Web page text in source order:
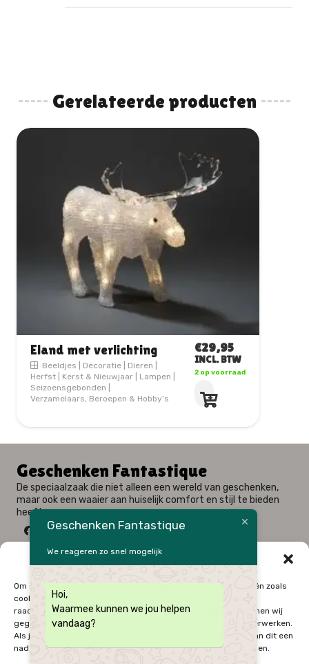
Beheer cookie toestemming
Om de beste ervaringen te bieden, gebruiken wij technologieën zoals
cookies om informatie over je apparaat op te slaan en/of te
raadplegen. Door in te stemmen met deze technologieën kunnen wij
gegevens zoals surfgedrag of unieke ID's op deze website verwerken.
Als je geen toestemming geeft of uw toestemming intrekt, kan dit een
nadelige invloed hebben op bepaalde functies en mogelijkheden.
Gerelateerde producten
SLINGER MET 5 KERST-
EN SNEEUWMANNEN
Beeldjes|Decoratie|
Kerst & Nieuwjaar| Lampen
Seizoensgebonden|
€44,95
INCL. BTW
1 op voorraad
Geschenken Fantastique
De speciaalzaak die niet alleen een wereld van geschenken,
maar ook een waaier aan huiselijk comfort en stijl te bieden
heeft.
Webshop: Zwaluwenlaan 33 bus 301 – 8434 Westende
09 / 384 10 10
0496 / 34 51 64
Onze Openingsuren
Geschenken Fantastique
We reageren zo snel mogelijk
Hoi,
Waarmee kunnen we jou helpen
vandaag?